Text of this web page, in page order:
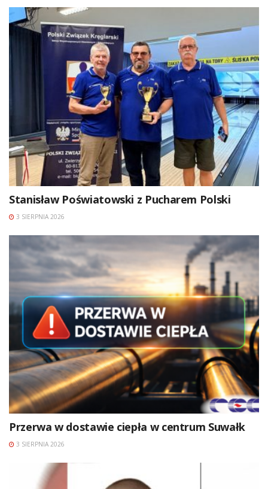
Stanisław Poświatowski z Pucharem Polski
3 SIERPNIA 2026
Przerwa w dostawie ciepła w centrum Suwałk
3 SIERPNIA 2026